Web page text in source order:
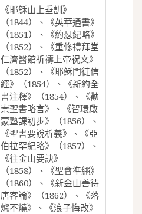
《耶穌山上垂訓》
（1844）、《英華通書》
（1851）、《約瑟紀略》
（1852）、《重修禮拜堂
仁濟醫館祈禱上帝祝文》
（1852）、《耶穌門徒信
經》（1854）、《新約全
書注釋》（1854）、《勸
崇聖書略言》、《智環啟
蒙塾課初步》（1856）、
《聖書要說析義》、《亞
伯拉罕紀略》（1857）、
《往金山要訣》
（1858）、《聖會準繩》
（1860）、《新金山善待
唐客論》（1862）、《落
爐不燒》、《浪子悔改》